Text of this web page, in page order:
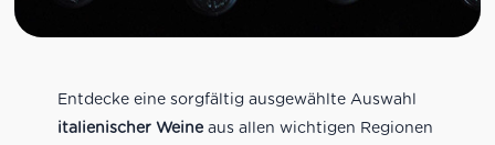
Entdecke eine sorgfältig ausgewählte Auswahl
italienischer Weineaus allen wichtigen Regionen